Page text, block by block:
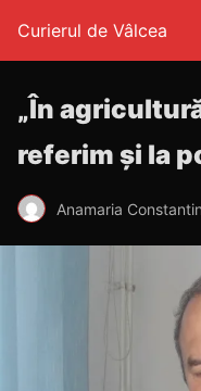
Curierul de Vâlcea
„În
referim și la
Anamaria